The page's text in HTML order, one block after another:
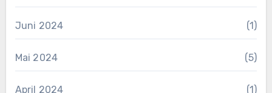
Juni 2024 (1)
Mai 2024 (5)
April 2024 (1)